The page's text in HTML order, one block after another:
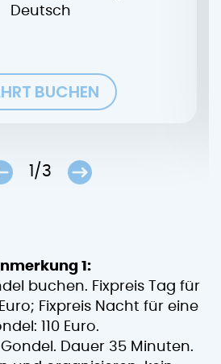
Deutsch
BUCHEN
1/3
1:
buchen. Fixpreis Tag für
Fixpreis Nacht für eine
110 Euro.
Dauer 35 Minuten.